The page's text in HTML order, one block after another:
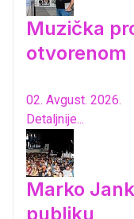
Muzička
otvorenom
02. Avgust. 2026.
Detaljnije...
Marko
publiku